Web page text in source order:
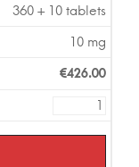
360 + 10 tablets
10 mg
€426.00